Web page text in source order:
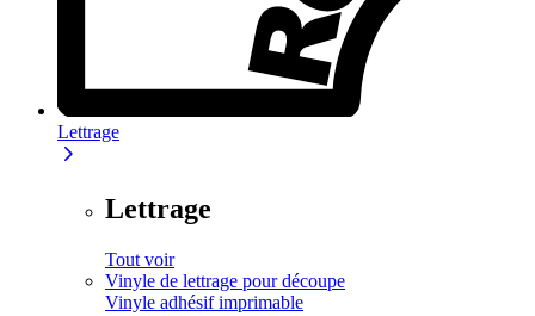
Lettrage
Lettrage
Tout voir
Vinyle de lettrage pour découpe
Vinyle adhésif imprimable